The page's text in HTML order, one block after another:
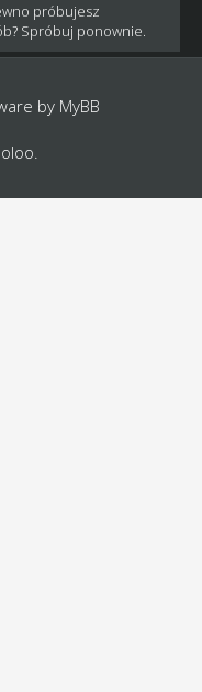
próbujesz
Spróbuj ponownie.
by MyBB
.